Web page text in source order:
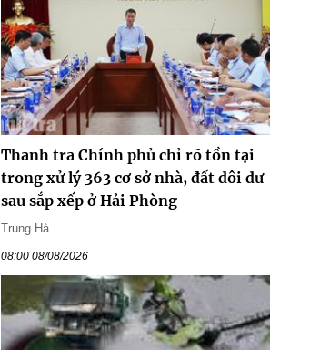
Thanh tra Chính phủ chỉ rõ tồn tại
trong xử lý 363 cơ sở nhà, đất dôi dư
sau sắp xếp ở Hải Phòng
Trung Hà
08:00 08/08/2026